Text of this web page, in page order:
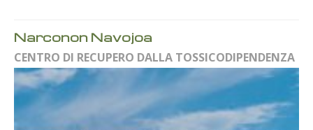
Narconon Navojoa
CENTRO DI RECUPERO DALLA TOSSICODIPENDENZA